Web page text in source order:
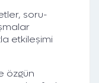
soru-
etkileşimi
özgün